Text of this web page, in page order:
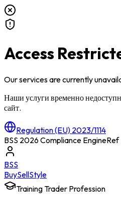
Access
Our services are currently
Наши услуги временно
сайт.
Regulation (EU) 2023/1114
BSS 2026 Compliance EngineRef
BSS
BuySellStyle
Training Trader Profession